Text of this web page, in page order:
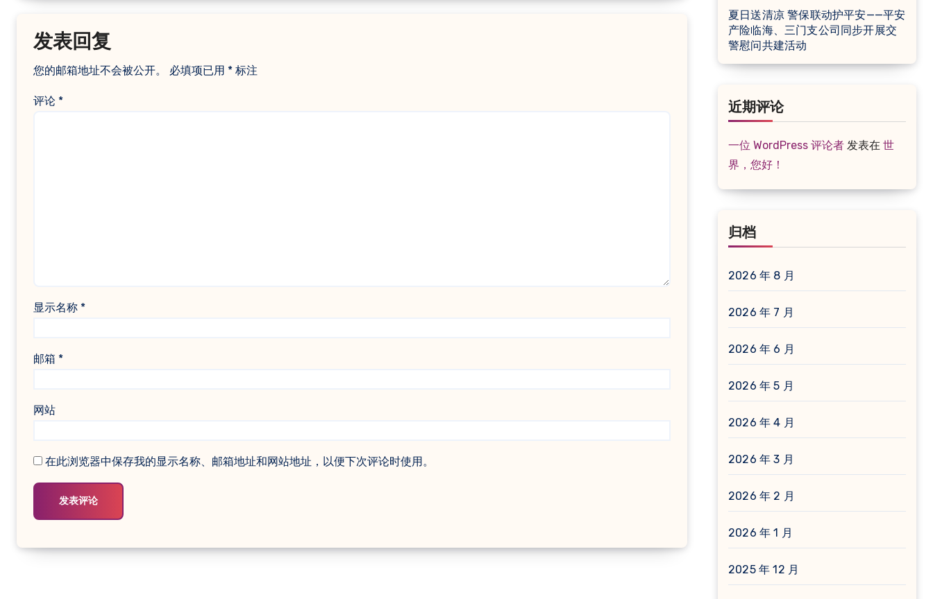
发表回复
您的邮箱地址不会被公开。 必填项已用 * 标注
评论 *
显示名称 *
邮箱 *
网站
在此浏览器中保存我的显示名称、邮箱地址和网站地址，以便下次评论时使用。
夏日送清凉 警保联动护平安——平安
产险临海、三门支公司同步开展交
警慰问共建活动
近期评论
一位 WordPress 评论者 发表在 世
界，您好！
归档
2026 年 8 月
2026 年 7 月
2026 年 6 月
2026 年 5 月
2026 年 4 月
2026 年 3 月
2026 年 2 月
2026 年 1 月
2025 年 12 月